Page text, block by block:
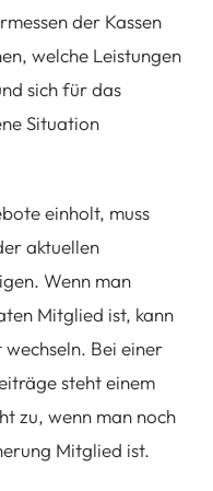
der Kassen
welche Leistungen
sich für das
Situation
einholt, muss
aktuellen
Wenn man
Mitglied ist, kann
Bei einer
steht einem
zu, wenn man noch
Mitglied ist.